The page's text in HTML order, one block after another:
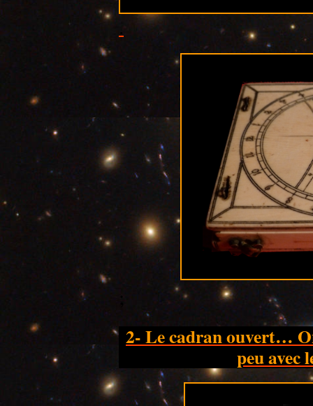
2- Le cadran ouvert…
peu avec